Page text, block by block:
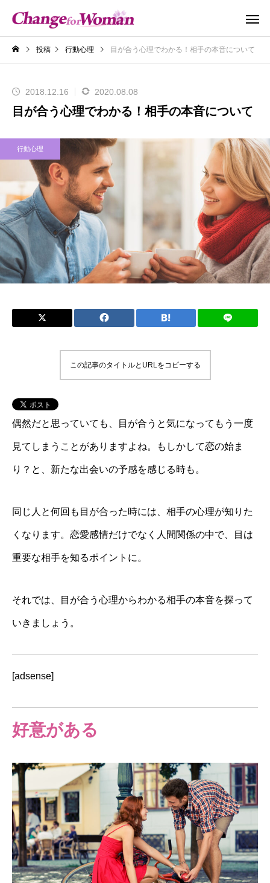
投稿 行動心理 目が合う心理でわかる！相手の本音について
2018.12.16 2020.08.08
目が合う心理でわかる！相手の本音について
行動心理
この記事のタイトルとURLをコピーする
偶然だと思っていても、目が合うと気になってもう一度
見てしまうことがありますよね。もしかして恋の始ま
り？と、新たな出会いの予感を感じる時も。
同じ人と何回も目が合った時には、相手の心理が知りた
くなります。恋愛感情だけでなく人間関係の中で、目は
重要な相手を知るポイントに。
それでは、目が合う心理からわかる相手の本音を探って
いきましょう。
[adsense]
好意がある